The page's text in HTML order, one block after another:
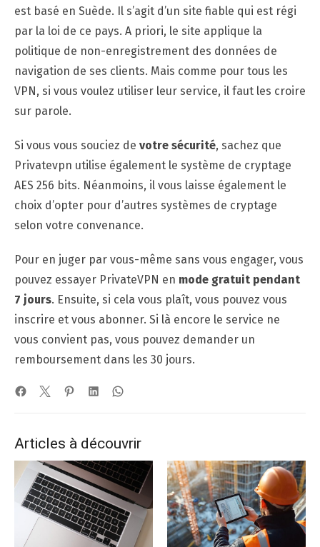
est basé en Suède. Il s’agit d’un site fiable qui est régi
par la loi de ce pays. A priori, le site applique la
politique de non-enregistrement des données de
navigation de ses clients. Mais comme pour tous les
VPN, si vous voulez utiliser leur service, il faut les croire
sur parole.
Si vous vous souciez de votre sécurité, sachez que
Privatevpn utilise également le système de cryptage
AES 256 bits. Néanmoins, il vous laisse également le
choix d’opter pour d’autres systèmes de cryptage
selon votre convenance.
Pour en juger par vous-même sans vous engager, vous
pouvez essayer PrivateVPN en mode gratuit pendant
7 jours. Ensuite, si cela vous plaît, vous pouvez vous
inscrire et vous abonner. Si là encore le service ne
vous convient pas, vous pouvez demander un
remboursement dans les 30 jours.
Articles à découvrir